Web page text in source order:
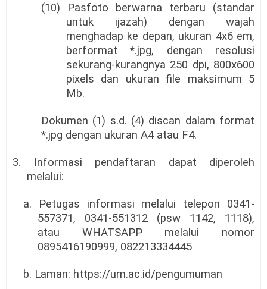
(10) Pasfoto berwarna terbaru (standar
untuk ijazah) dengan wajah
menghadap ke depan, ukuran 4x6 em,
berformat *.jpg, dengan resolusi
sekurang-kurangnya 250 dpi, 800x600
pixels dan ukuran file maksimum 5
Mb.
Dokumen (1) s.d. (4) discan dalam format
*.jpg dengan ukuran A4 atau F4.
3. Informasi pendaftaran dapat diperoleh
melalui:
a. Petugas informasi melalui telepon 0341-
557371, 0341-551312 (psw 1142, 1118),
atau WHATSAPP melalui nomor
0895416190999, 082213334445
b. Laman: https://um.ac.id/pengumuman